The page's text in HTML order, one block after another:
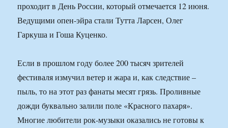
проходит в День России, который отмечается 12 июня.
Ведущими опен-эйра стали Тутта Ларсен, Олег
Гаркуша и Гоша Куценко.
Если в прошлом году более 200 тысяч зрителей
фестиваля измучил ветер и жара и, как следствие –
пыль, то на этот раз фанаты месят грязь. Проливные
дожди буквально залили поле «Красного пахаря».
Многие любители рок-музыки оказались не готовы к